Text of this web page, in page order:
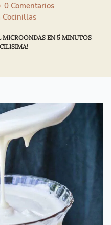
0 Comentarios
Cocinillas
MICROONDAS EN 5 MINUTOS